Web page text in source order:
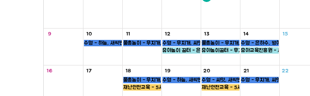
9
10
수영 - 하늘, 새싹반
11
물총놀이 - 무지개, 새싹, 병아리반
12
수영 - 무지개, 씨앗반
유아놀이 꿈터 - 은하수, 하늘반
13
물총놀이 - 무지개, 씨앗, 하늘반
유아놀이꿈터 - 무지개반
14
수영 - 은하수, 병아리반
유아교육진흥원 - 씨앗반
15
16 17
18
물총놀이 - 무지개, 새싹, 병아리반
재난안전교육 - 5세
19
수영 - 하늘, 새싹반
20
수영 - 씨앗, 새싹반
재난안전교육 - 5세
21
수영 - 무지개, 씨앗반
22